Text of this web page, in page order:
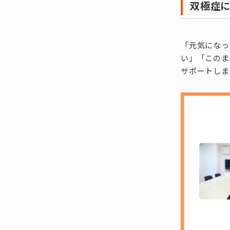
双極症
「元気にな
い」「この
サポートし